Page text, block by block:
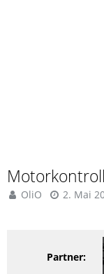
OliO 2. Mai
Partner: